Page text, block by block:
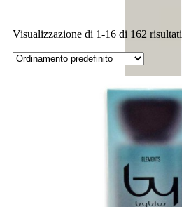
Visualizzazione di 1-16 di 162 risultati